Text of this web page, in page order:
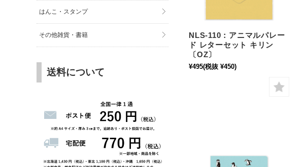
NLS-110：アニマルパレー
ド レターセット キリン
〔OZ〕
¥495(税抜 ¥450)
はんこ・スタンプ
その他雑貨・書籍
送料について